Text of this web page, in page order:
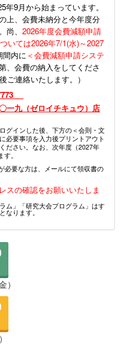
年9月から始まっています。
上、会費未納分と今年度分
、 2026年度会費減額申請
いては2026年7/1(水)～2027
間内に ＜会費減額申請システ
、会費の納入をしてくださ
ご連絡いたします。）
一九（ゼロイチキュウ）店
グインした後、下方の＜会則・文
必要事項を入力後プリントアウト
ださい。なお、次年度（2027年
。
必要な方は、メールにて領収書の
スの確認をお願いいたしま
ム」「研究大会プログラム」はす
なります。
）